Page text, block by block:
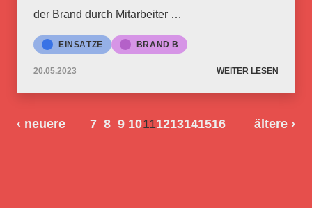
der Brand durch Mitarbeiter …
EINSÄTZE BRAND B
20.05.2023 WEITER LESEN
‹ neuere 7 8 9 10111213141516 ältere ›